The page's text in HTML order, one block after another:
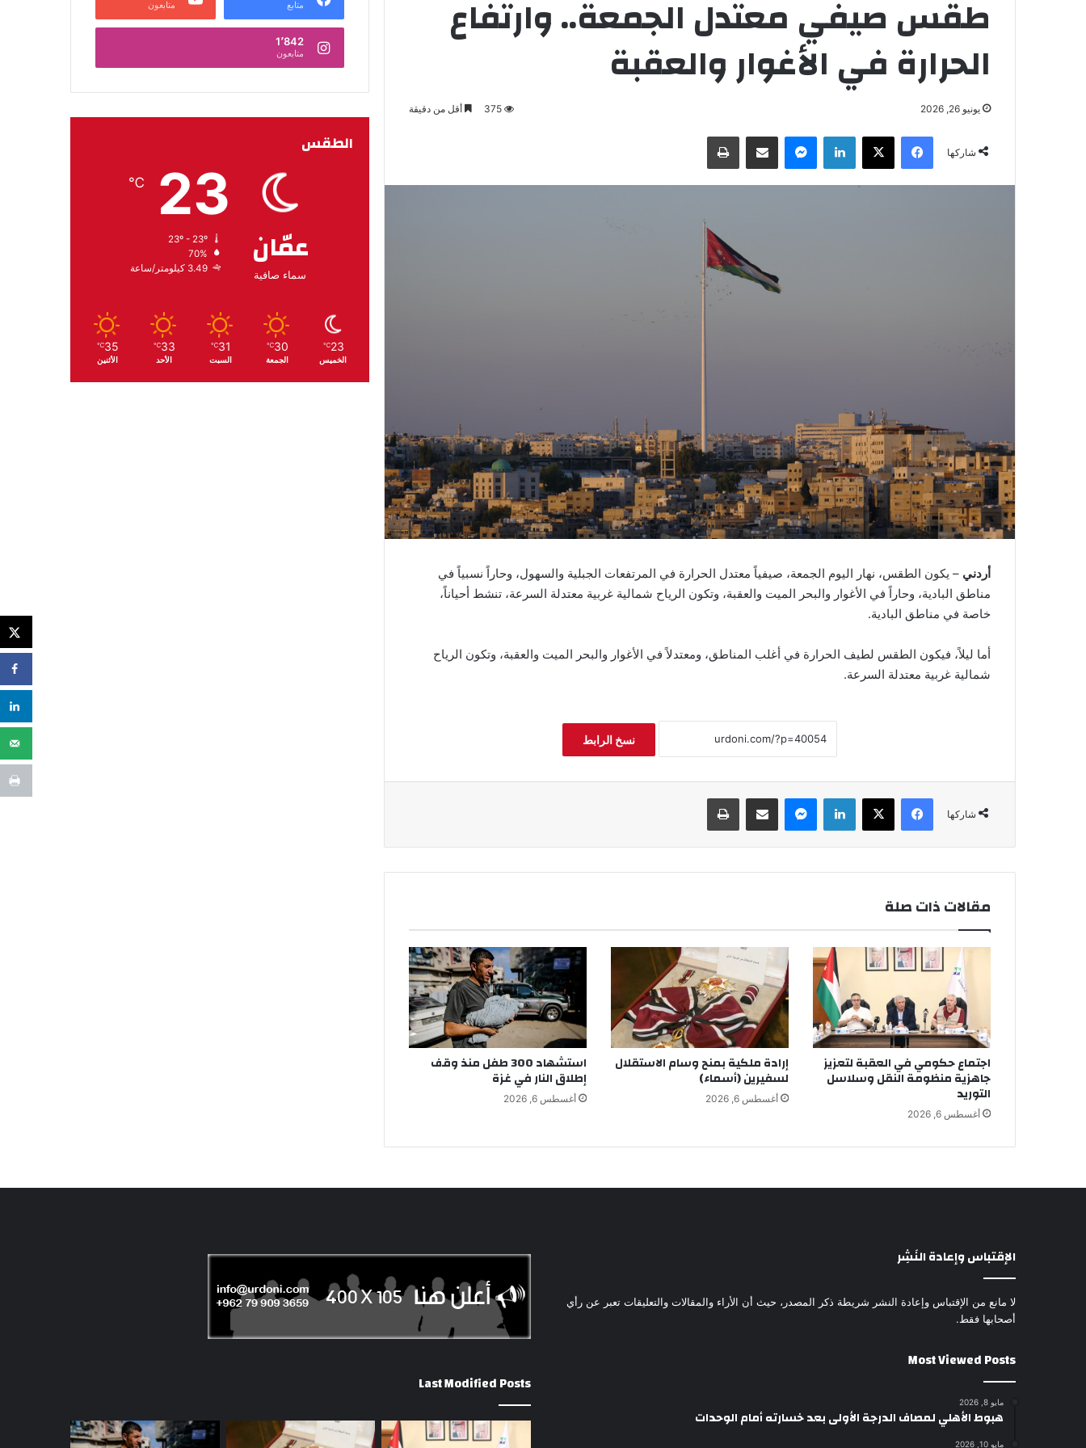
طقس صيفي معتدل الجمعة.. وارتفاع
الحرارة في الأغوار والعقبة
يونيو 26, 2026 375 أقل من دقيقة
شاركها
فيسبوك لينكدإن
أردني – يكون الطقس، نهار اليوم الجمعة، صيفياً معتدل الحرارة في المرتفعات الجبلية والسهول، وحاراً نسبياً في
مناطق البادية، وحاراً في الأغوار والبحر الميت والعقبة، وتكون الرياح شمالية غربية معتدلة السرعة، تنشط أحياناً،
خاصة في مناطق البادية.
أما ليلاً، فيكون الطقس لطيف الحرارة في أغلب المناطق، ومعتدلاً في الأغوار والبحر الميت والعقبة، وتكون الرياح
شمالية غربية معتدلة السرعة.
نسخ الرابط
شاركها
فيسبوك لينكدإن
مقالات ذات صلة
اجتماع حكومي في العقبة لتعزيز
جاهزية منظومة النقل وسلاسل
التوريد
أغسطس 6, 2026
إرادة ملكية بمنح وسام الاستقلال
لسفيرين (أسماء)
أغسطس 6, 2026
استشهاد 300 طفل منذ وقف
إطلاق النار في غزة
أغسطس 6, 2026
متابع متابعون
1٬842
متابعون
الطقس
عمّان
سماء صافية
23
℃
70%
3.49 كيلومتر/ساعة
23
℃
الخميس
30
℃
الجمعة
31
℃
السبت
33
℃
الأحد
35
℃
الأثنين
الإقتباس وإعادة النَشِر
لا مانع من الإقتباس وإعادة النشر شريطة ذكر المصدر، حيث أن الأراء والمقالات والتعليقات تعبر عن رأي
أصحابها فقط.
Most Viewed Posts
مايو 8, 2026
هبوط الأهلي لمصاف الدرجة الأولى بعد خسارته أمام الوحدات
مايو 10, 2026
Last Modified Posts